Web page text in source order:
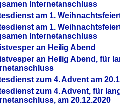
Internetanschluss
am 1.
am 1.
Internetanschluss
an Heilig Abend
an Heilig Abend, für
zum 4. Advent am
zum 4. Advent, für
am 20.12.2020